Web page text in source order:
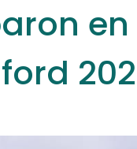
en